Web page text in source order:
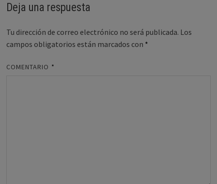
Deja una respuesta
Tu dirección de correo electrónico no será publicada. Los
campos obligatorios están marcados con *
COMENTARIO *